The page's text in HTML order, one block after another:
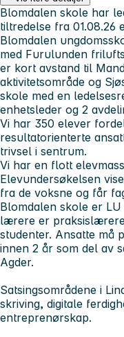
Blomdalen skole har
tiltredelse fra 01.08.26
Blomdalen
med Furulunden
er kort avstand til
aktivitetsområde og
skole med en
enhetsleder og 2
Vi har 350 elever
resultatorienterte
trivsel i sentrum.
Vi har en flott
Elevundersøkelsen
fra de voksne og får
Blomdalen skole er
lærere er
studenter. Ansatte må
innen 2 år som del av
Agder.
Satsingsområdene i
skriving, digitale
entreprenørskap.